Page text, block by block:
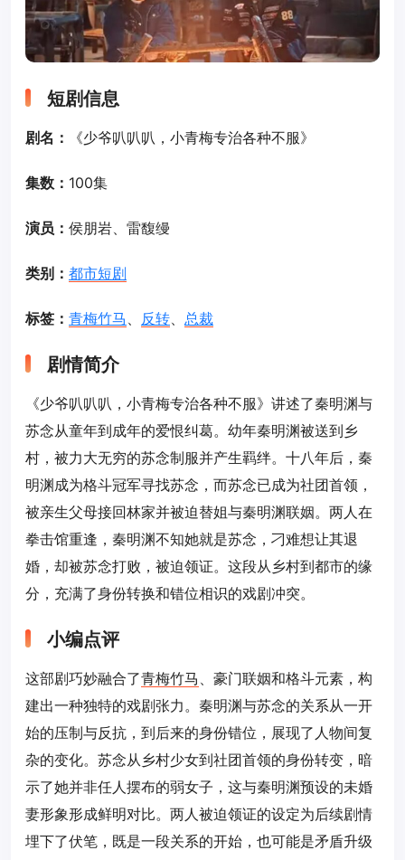
短剧信息
剧名： 《少爷叭叭叭，小青梅专治各种不服》
集数： 100集
演员： 侯朋岩、雷馥缦
类别： 都市短剧
标签： 青梅竹马 、 反转、 总裁
剧情简介
《少爷叭叭叭，小青梅专治各种不服》讲述了秦明渊与
苏念从童年到成年的爱恨纠葛。幼年秦明渊被送到乡
村，被力大无穷的苏念制服并产生羁绊。十八年后，秦
明渊成为格斗冠军寻找苏念，而苏念已成为社团首领，
被亲生父母接回林家并被迫替姐与秦明渊联姻。两人在
拳击馆重逢，秦明渊不知她就是苏念，刁难想让其退
婚，却被苏念打败，被迫领证。这段从乡村到都市的缘
分，充满了身份转换和错位相识的戏剧冲突。
小编点评
这部剧巧妙融合了青梅竹马 、豪门联姻和格斗元素，构
建出一种独特的戏剧张力。秦明渊与苏念的关系从一开
始的压制与反抗，到后来的身份错位，展现了人物间复
杂的变化。苏念从乡村少女到社团首领的身份转变，暗
示了她并非任人摆布的弱女子，这与秦明渊预设的未婚
妻形象形成鲜明对比。两人被迫领证的设定为后续剧情
埋下了伏笔，既是一段关系的开始，也可能是矛盾升级